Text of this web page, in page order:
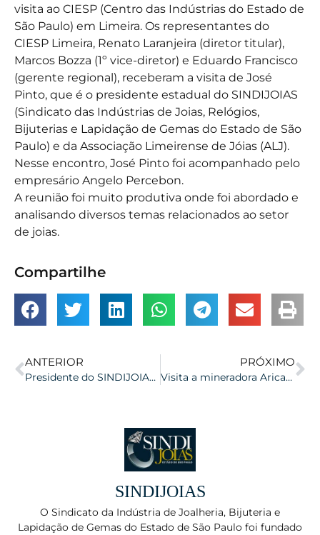
visita ao CIESP (Centro das Indústrias do Estado de
São Paulo) em Limeira. Os representantes do
CIESP Limeira, Renato Laranjeira (diretor titular),
Marcos Bozza (1º vice-diretor) e Eduardo Francisco
(gerente regional), receberam a visita de José
Pinto, que é o presidente estadual do SINDIJOIAS
(Sindicato das Indústrias de Joias, Relógios,
Bijuterias e Lapidação de Gemas do Estado de São
Paulo) e da Associação Limeirense de Jóias (ALJ).
Nesse encontro, José Pinto foi acompanhado pelo
empresário Angelo Percebon.
A reunião foi muito produtiva onde foi abordado e
analisando diversos temas relacionados ao setor
de joias.
Compartilhe
ANTERIOR
Presidente do SINDIJOIAS Prestigia a Jornada de Transformação Digital
PRÓXIMO
Visita a mineradora Aricanga em Minas Gerais
SINDIJOIAS
O Sindicato da Indústria de Joalheria, Bijuteria e
Lapidação de Gemas do Estado de São Paulo foi fundado